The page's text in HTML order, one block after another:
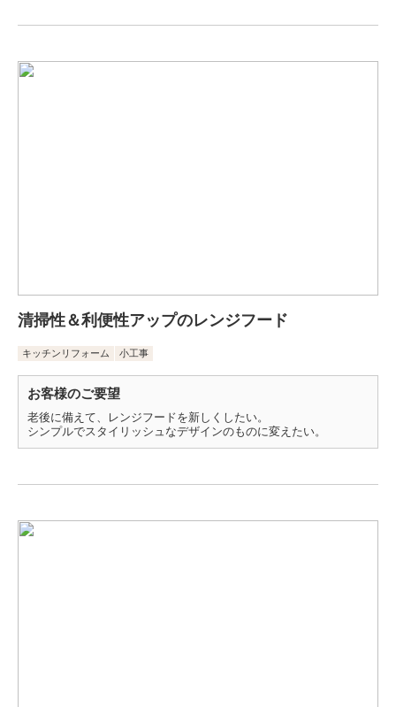
清掃性＆利便性アップのレンジフード
キッチンリフォーム 小工事
お客様のご要望
老後に備えて、レンジフードを新しくしたい。
シンプルでスタイリッシュなデザインのものに変えたい。